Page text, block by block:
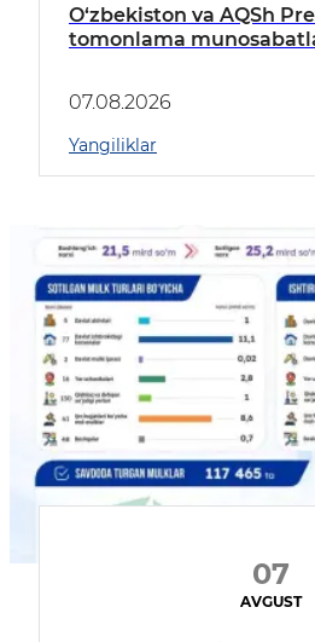
O‘zbekiston va AQSh
tomonlama
07.08.2026
Yangiliklar
07
AVGUST